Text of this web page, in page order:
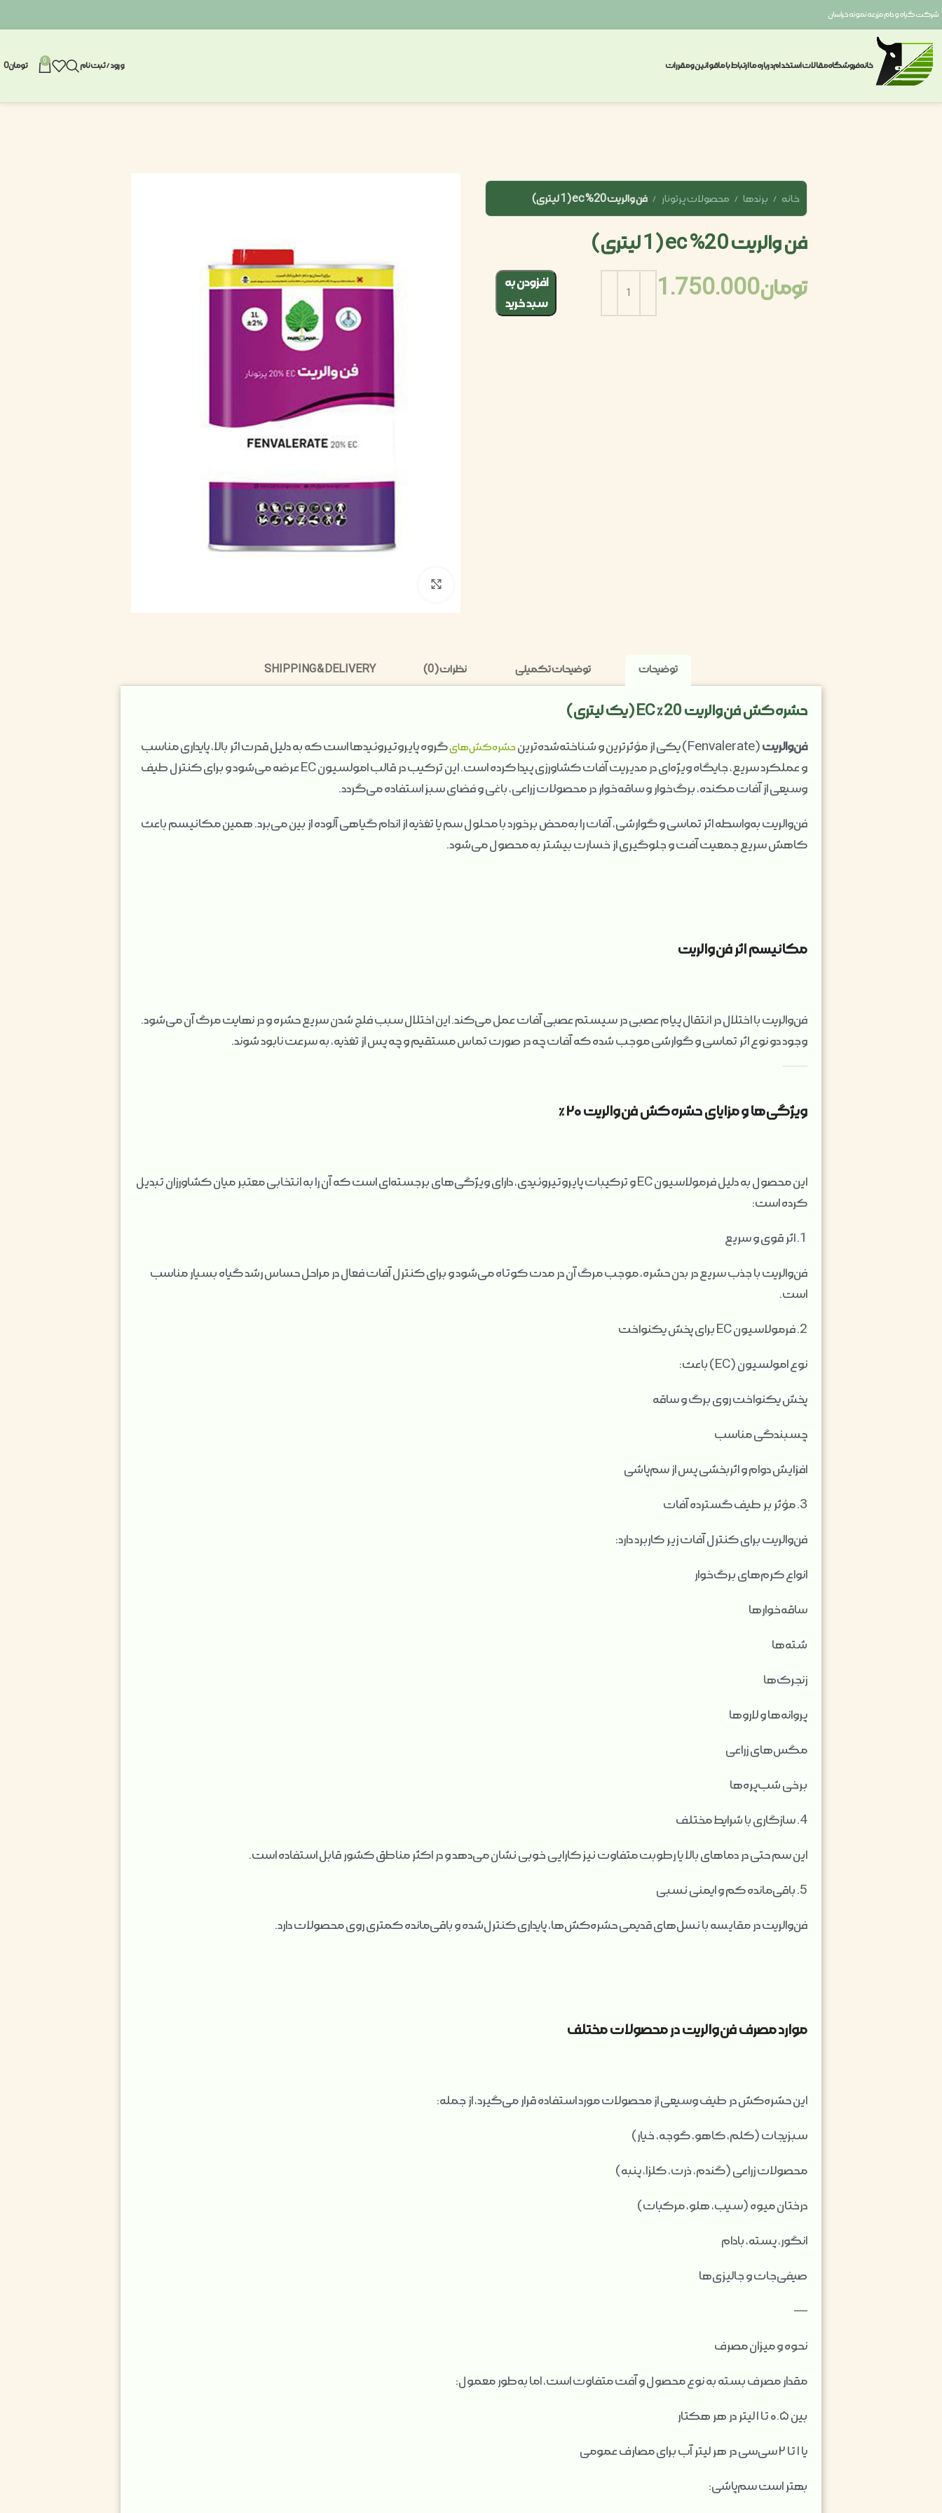
شرکت گیاه و دام مزرعه نمونه خراسان
خانهفروشگاهمقالاتاستخدامدرباره ماارتباط با ماقوانین ومقررات ورود / ثبت نام 0 تومان0
خانه برندها محصولات پرتونار فن والریت 20% ec (1 لیتری)
فن والریت 20% ec (1 لیتری)
تومان1.750.000
افزودن به
سبد خرید
توضیحات توضیحات تکمیلی نظرات (0) SHIPPING & DELIVERY
حشره‌کش فن‌والریت 20٪ EC (یک لیتری)
فن‌والریت(Fenvalerate) یکی از مؤثرترین و شناخته‌شده‌ترین حشره‌کش‌هایگروه پایروتیروئیدها است که به دلیل قدرت اثر بالا، پایداری مناسب
و عملکرد سریع، جایگاه ویژه‌ای در مدیریت آفات کشاورزی پیدا کرده است. این ترکیب در قالب امولسیون EC عرضه می‌شود و برای کنترل طیف
وسیعی از آفات مکنده، برگ‌خوار و ساقه‌خوار در محصولات زراعی، باغی و فضای سبز استفاده می‌گردد.
فن‌والریت به‌واسطه اثر تماسی و گوارشی، آفات را به‌محض برخورد با محلول سم یا تغذیه از اندام گیاهی آلوده از بین می‌برد. همین مکانیسم باعث
کاهش سریع جمعیت آفت و جلوگیری از خسارت بیشتر به محصول می‌شود.
مکانیسم اثر فن‌والریت
فن‌والریت با اختلال در انتقال پیام عصبی در سیستم عصبی آفات عمل می‌کند. این اختلال سبب فلج شدن سریع حشره و در نهایت مرگ آن می‌شود.
وجود دو نوع اثر تماسی و گوارشی موجب شده که آفات چه در صورت تماس مستقیم و چه پس از تغذیه، به سرعت نابود شوند.
ویژگی‌ها و مزایای حشره‌کش فن‌والریت ۲۰٪
این محصول به دلیل فرمولاسیون EC و ترکیبات پایروتیروئیدی، دارای ویژگی‌های برجسته‌ای است که آن را به انتخابی معتبر میان کشاورزان تبدیل
کرده است:
1. اثر قوی و سریع
فن‌والریت با جذب سریع در بدن حشره، موجب مرگ آن در مدت کوتاه می‌شود و برای کنترل آفات فعال در مراحل حساس رشد گیاه بسیار مناسب
است.
2. فرمولاسیون EC برای پخش یکنواخت
نوع امولسیون (EC) باعث:
پخش یکنواخت روی برگ و ساقه
چسبندگی مناسب
افزایش دوام و اثربخشی پس از سم‌پاشی
3. مؤثر بر طیف گسترده آفات
فن‌والریت برای کنترل آفات زیر کاربرد دارد:
انواع کرم‌های برگ‌خوار
ساقه‌خوارها
شته‌ها
زنجرک‌ها
پروانه‌ها و لاروها
مگس‌های زراعی
برخی شب‌پره‌ها
4. سازگاری با شرایط مختلف
این سم حتی در دماهای بالا یا رطوبت متفاوت نیز کارایی خوبی نشان می‌دهد و در اکثر مناطق کشور قابل استفاده است.
5. باقی‌مانده کم و ایمنی نسبی
فن‌والریت در مقایسه با نسل‌های قدیمی حشره‌کش‌ها، پایداری کنترل‌شده و باقی‌مانده کمتری روی محصولات دارد.
موارد مصرف فن‌والریت در محصولات مختلف
این حشره‌کش در طیف وسیعی از محصولات مورد استفاده قرار می‌گیرد، از جمله:
سبزیجات (کلم، کاهو، گوجه، خیار)
محصولات زراعی (گندم، ذرت، کلزا، پنبه)
درختان میوه (سیب، هلو، مرکبات)
انگور، پسته، بادام
صیفی‌جات و جالیزی‌ها
—
نحوه و میزان مصرف
مقدار مصرف بسته به نوع محصول و آفت متفاوت است، اما به‌طور معمول:
بین ۰.۵ تا ۱ لیتر در هر هکتار
یا ۱ تا ۲ سی‌سی در هر لیتر آب برای مصارف عمومی
بهتر است سم‌پاشی: